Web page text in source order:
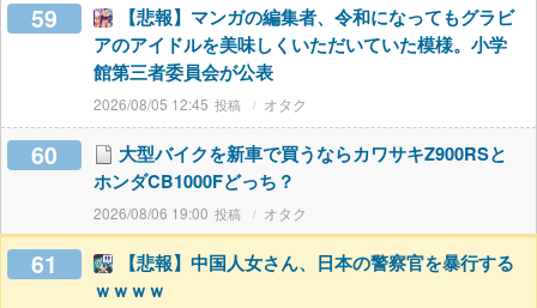
59
【悲報】マンガの編集者、令和になってもグラビ
アのアイドルを美味しくいただいていた模様。小学
館第三者委員会が公表
2026/08/05 12:45 オタク
60
大型バイクを新車で買うならカワサキZ900RSと
ホンダCB1000Fどっち？
2026/08/06 19:00 オタク
61
【悲報】中国人女さん、日本の警察官を暴行する
ｗｗｗｗ